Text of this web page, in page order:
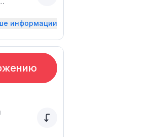
сайт, по
информации